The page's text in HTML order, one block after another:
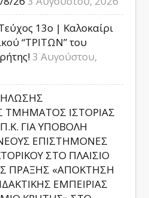
13ο | Καλοκαίρι
“ΤΡΙΤΩΝ” του
3 Αυγούστου,
ΤΜΗΜΑΤΟΣ ΙΣΤΟΡΙΑΣ
ΓΙΑ ΥΠΟΒΟΛΗ
ΕΠΙΣΤΗΜΟΝΕΣ
ΣΤΟ ΠΛΑΙΣΙΟ
ΠΡΑΞΗΣ «ΑΠΟΚΤΗΣΗ
ΕΜΠΕΙΡΙΑΣ